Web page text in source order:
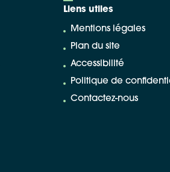
Liens utiles
Mentions légales
Plan du site
Accessibilité
Politique de
Contactez-nous